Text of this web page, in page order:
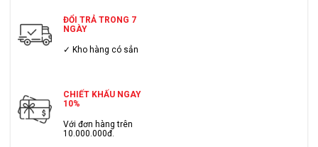
ĐỔI TRẢ TRONG 7
NGÀY
✓ Kho hàng có sẳn
CHIẾT KHẤU NGAY
10%
Với đơn hàng trên
10.000.000đ.